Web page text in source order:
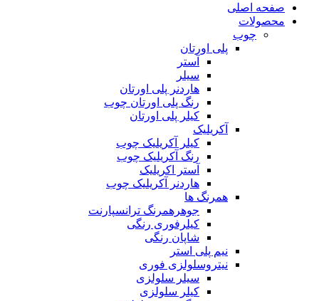
صفحه اصلی
محصولات
چوب
پلی اورتان
آستر
سیلر
هاردنر پلی اورتان
رنگ پلی اورتان چوب
کیلر پلی اورتان
آکریلیک
کیلر آکریلیک چوب
رنگ آکریلیک چوب
آستر اکریلیک
هاردنر آکریلیک چوب
همرنگ ها
جوهرهمرنگ ترانسپارنت
کیلرفوری رنگی
شاپان رنگی
نیم پلی استر
نیتروسلولزی فوری
سیلر سلولزی
کیلر سلولزی